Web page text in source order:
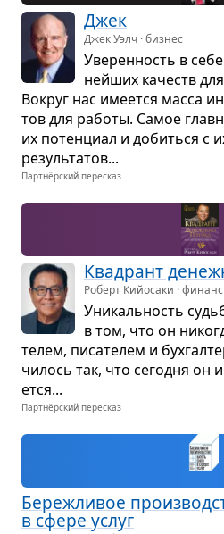
Джек
Джек Уэлч · бизнес
Уве­рен­ность в
нейших качеств
Вокруг нас име­ется масса
тов для работы. Самое
их потен­циал и добиться
резуль­та­тов...
Партнёрский пересказ
Квад­рант
Роберт Кийосаки ·
Уни­каль­ность
в том, что он
те­лем, писа­те­лем и
чи­лось так, что сего­дня
ется...
Партнёрский пересказ
Береж­ли­вое
в сфере услуг